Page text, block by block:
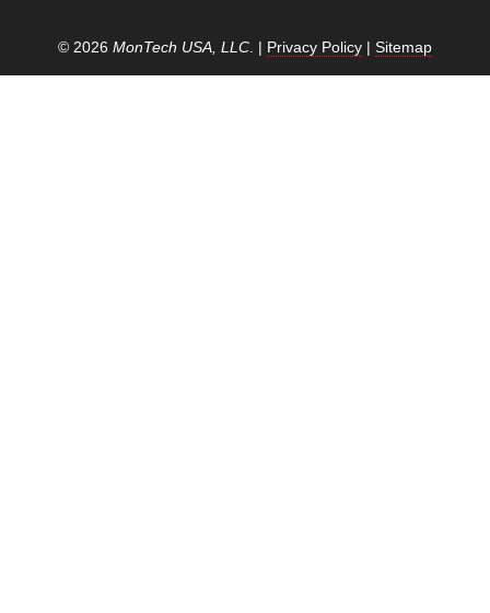
© 2026 MonTech USA, LLC . | Privacy Policy | Sitemap